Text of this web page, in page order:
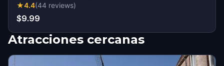
★4.4(44 reviews)
$9.99
Atracciones cercanas